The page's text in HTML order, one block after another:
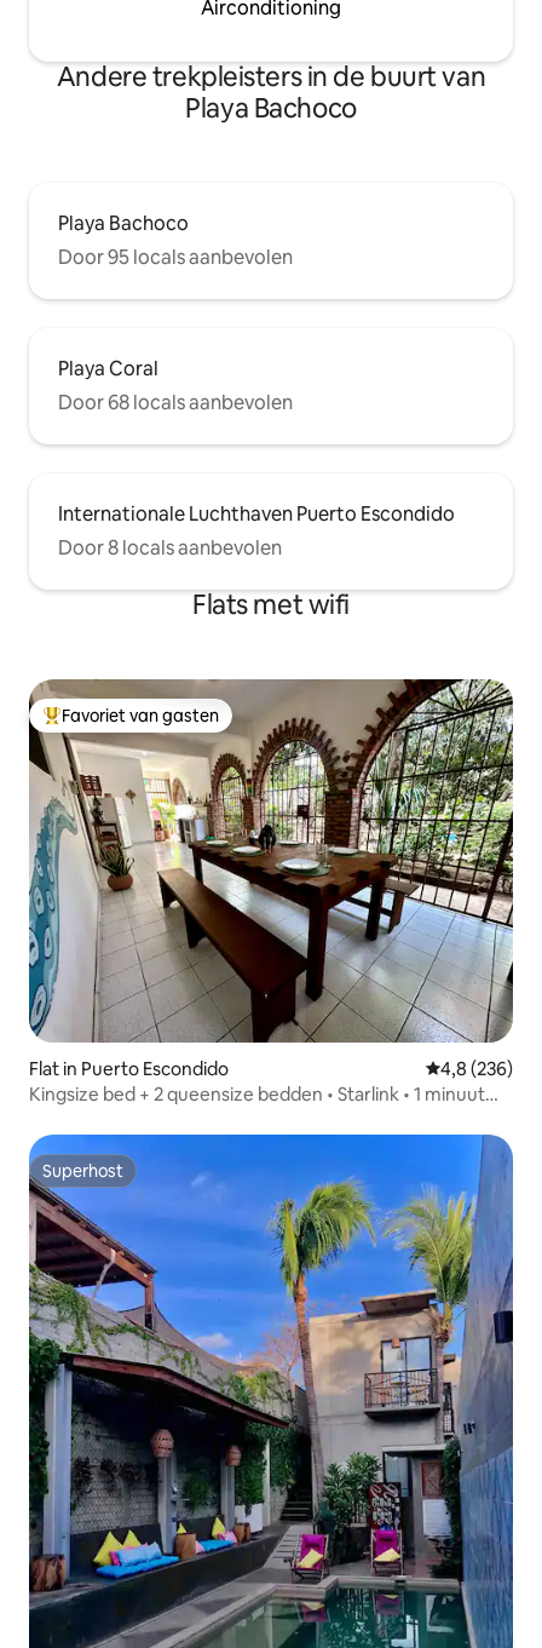
Airconditioning
Andere trekpleisters in de buurt van
Playa Bachoco
Playa Bachoco
Door 95 locals aanbevolen
Playa Coral
Door 68 locals aanbevolen
Internationale Luchthaven Puerto Escondido
Door 8 locals aanbevolen
Flats met wifi
Topfavoriet van gasten
Favoriet van gasten
Flat in Puerto Escondido Gemiddelde
4,8 (236)
Kingsize bed + 2 queensize bedden • Starlink • 1 minuut
Superhost
Superhost